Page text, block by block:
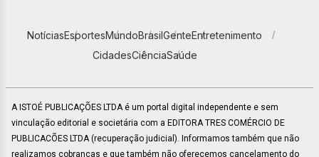
NotíciasEsportesMundoBrasilGenteEntretenimento
CidadesCiênciaSaúde
A ISTOÉ PUBLICAÇÕES LTDA é um portal digital independente e sem
vinculação editorial e societária com a EDITORA TRES COMÉRCIO DE
PUBLICACÕES LTDA (recuperação judicial). Informamos também que não
realizamos cobranças e que também não oferecemos cancelamento do